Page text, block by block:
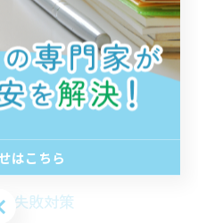
いて漏れを防止します。
も代行し、伊勢崎警察署
類一式を整えます。この
活用することで、手続き
失敗対策
はこちら
はこちら